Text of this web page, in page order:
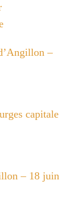
–
capitale
– 18 juin